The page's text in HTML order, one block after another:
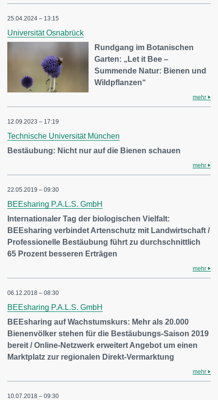
25.04.2024 – 13:15
Universität Osnabrück
Rundgang im Botanischen
Garten: „Let it Bee –
Summende Natur: Bienen und
Wildpflanzen“
mehr
12.09.2023 – 17:19
Technische Universität München
Bestäubung: Nicht nur auf die Bienen schauen
mehr
22.05.2019 – 09:30
BEEsharing P.A.L.S. GmbH
Internationaler Tag der biologischen Vielfalt:
BEEsharing verbindet Artenschutz mit Landwirtschaft /
Professionelle Bestäubung führt zu durchschnittlich
65 Prozent besseren Erträgen
mehr
06.12.2018 – 08:30
BEEsharing P.A.L.S. GmbH
BEEsharing auf Wachstumskurs: Mehr als 20.000
Bienenvölker stehen für die Bestäubungs-Saison 2019
bereit / Online-Netzwerk erweitert Angebot um einen
Marktplatz zur regionalen Direkt-Vermarktung
mehr
10.07.2018 – 09:30